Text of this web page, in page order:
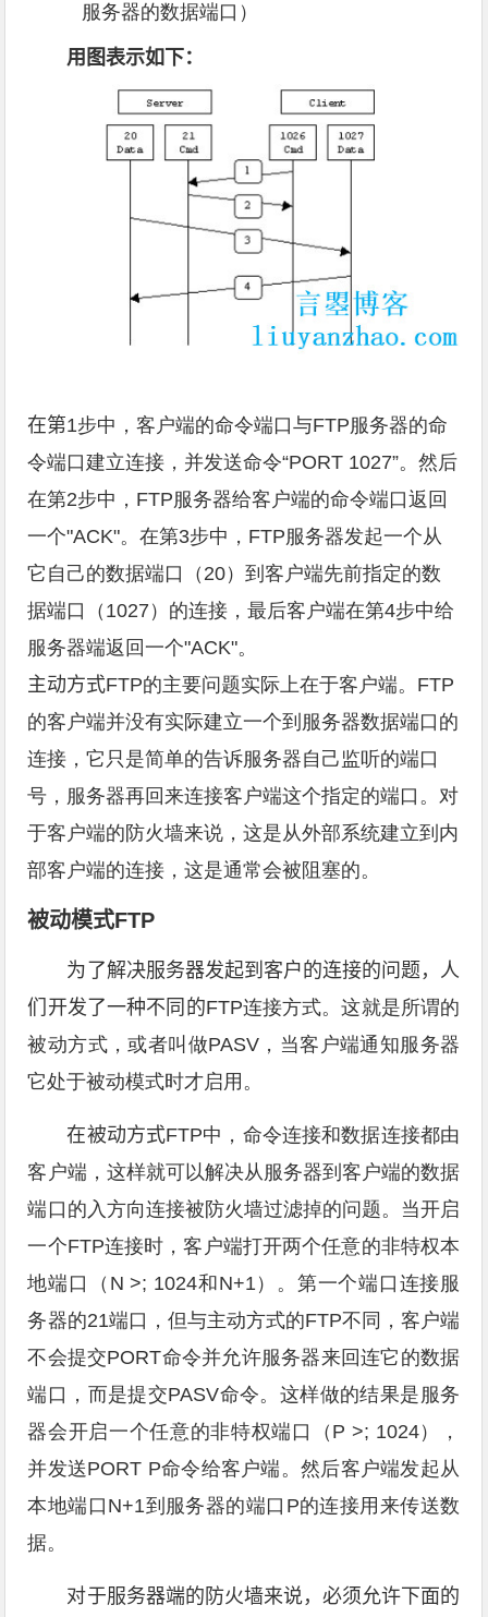
服务器的数据端口）
用图表示如下：
在第1步中，客户端的命令端口与FTP服务器的命
令端口建立连接，并发送命令“PORT 1027”。然后
在第2步中，FTP服务器给客户端的命令端口返回
一个"ACK"。在第3步中，FTP服务器发起一个从
它自己的数据端口（20）到客户端先前指定的数
据端口（1027）的连接，最后客户端在第4步中给
服务器端返回一个"ACK"。
主动方式FTP的主要问题实际上在于客户端。FTP
的客户端并没有实际建立一个到服务器数据端口的
连接，它只是简单的告诉服务器自己监听的端口
号，服务器再回来连接客户端这个指定的端口。对
于客户端的防火墙来说，这是从外部系统建立到内
部客户端的连接，这是通常会被阻塞的。
被动模式FTP
为了解决服务器发起到客户的连接的问题，人
们开发了一种不同的FTP连接方式。这就是所谓的
被动方式，或者叫做PASV，当客户端通知服务器
它处于被动模式时才启用。
在被动方式FTP中，命令连接和数据连接都由
客户端，这样就可以解决从服务器到客户端的数据
端口的入方向连接被防火墙过滤掉的问题。当开启
一个FTP连接时，客户端打开两个任意的非特权本
地端口（N >; 1024和N+1）。第一个端口连接服
务器的21端口，但与主动方式的FTP不同，客户端
不会提交PORT命令并允许服务器来回连它的数据
端口，而是提交PASV命令。这样做的结果是服务
器会开启一个任意的非特权端口（P >; 1024），
并发送PORT P命令给客户端。然后客户端发起从
本地端口N+1到服务器的端口P的连接用来传送数
据。
对于服务器端的防火墙来说，必须允许下面的